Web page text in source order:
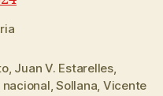
, Juan V. Estarelles,
,Sollana, Vicente